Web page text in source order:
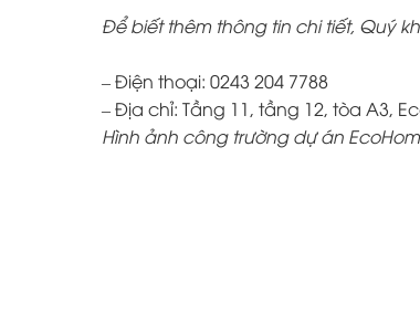
Để biết thêm thông tin chi tiết, Quý
– Điện thoại: 0243 204 7788
– Địa chỉ: Tầng 11, tầng 12, tòa A3,
Hình ảnh công trường dự án